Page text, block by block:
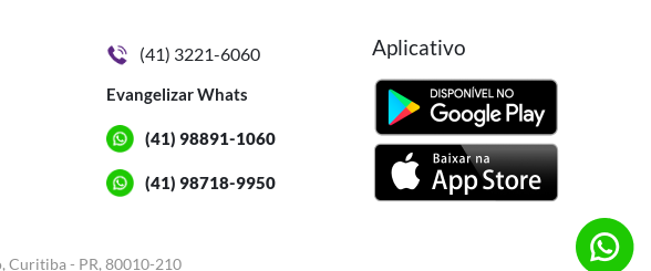
(41) 3221-6060
Evangelizar Whats
(41) 98891-1060
(41) 98718-9950
Aplicativo
Curitiba - PR, 80010-210